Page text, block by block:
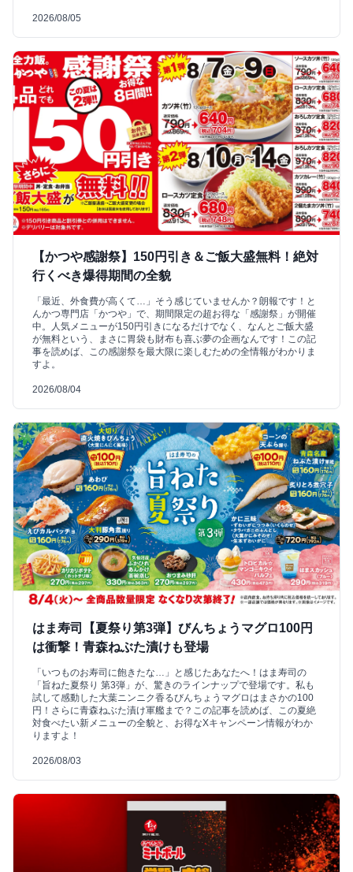
2026/08/05
【かつや感謝祭】150円引き＆ご飯大盛無料！絶対
行くべき爆得期間の全貌
「最近、外食費が高くて…」そう感じていませんか？朗報です！と
んかつ専門店「かつや」で、期間限定の超お得な「感謝祭」が開催
中。人気メニューが150円引きになるだけでなく、なんとご飯大盛
が無料という、まさに胃袋も財布も喜ぶ夢の企画なんです！この記
事を読めば、この感謝祭を最大限に楽しむための全情報がわかりま
すよ。
2026/08/04
はま寿司【夏祭り第3弾】びんちょうマグロ100円
は衝撃！青森ねぶた漬けも登場
「いつものお寿司に飽きたな…」と感じたあなたへ！はま寿司の
「旨ねた夏祭り 第3弾」が、驚きのラインナップで登場です。私も
試して感動した大葉ニンニク香るびんちょうマグロはまさかの100
円！さらに青森ねぶた漬け軍艦まで？この記事を読めば、この夏絶
対食べたい新メニューの全貌と、お得なXキャンペーン情報がわか
りますよ！
2026/08/03